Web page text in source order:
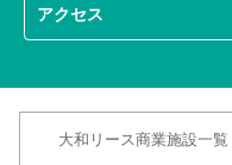
アクセス
大和リース商業施設一覧